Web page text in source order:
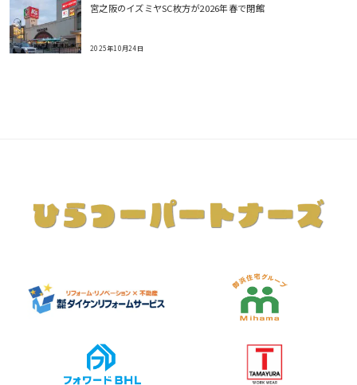
宮之阪のイズミヤSC枚方が2026年春で閉館
2025年10月24日